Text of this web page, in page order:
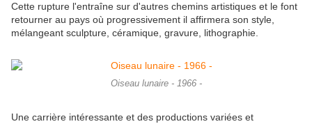
Cette rupture l'entraîne sur d'autres chemins artistiques et le font
retourner au pays où progressivement il affirmera son style,
mélangeant sculpture, céramique, gravure, lithographie.
Oiseau lunaire - 1966 -
Une carrière intéressante et des productions variées et